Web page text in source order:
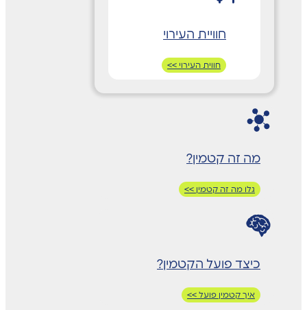
חוויית העירוי
חווית העירוי >>
מה זה קטמין?
גלו מה זה קטמין >>
כיצד פועל הקטמין?
איך קטמין פועל >>